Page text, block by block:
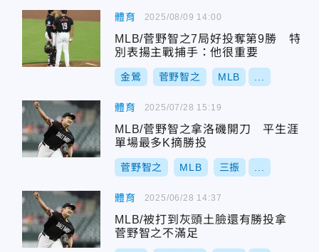
體育
MLB/菅野智之7局好投奪第9勝 特
別表揚主戰捕手：他很重要
金鶯 菅野智之 MLB
2025/08/09 14:00
體育
MLB/菅野智之拿洛磯開刀 平生涯
單場最多K摘勝投
菅野智之 MLB 三振
2025/07/28 15:19
體育
MLB/被打到灰頭土臉還有勝投拿
菅野智之不滿足
2025/06/28 14:37